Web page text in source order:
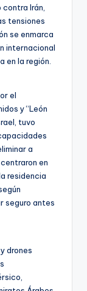
Irán,
tensiones
se enmarca
internacional
en la región.
el
y “León
tuvo
a
en
residencia
seguro antes
drones